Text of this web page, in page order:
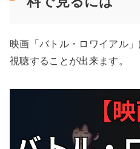
映画「バトル・ロワイアル
視聴することが出来ます。